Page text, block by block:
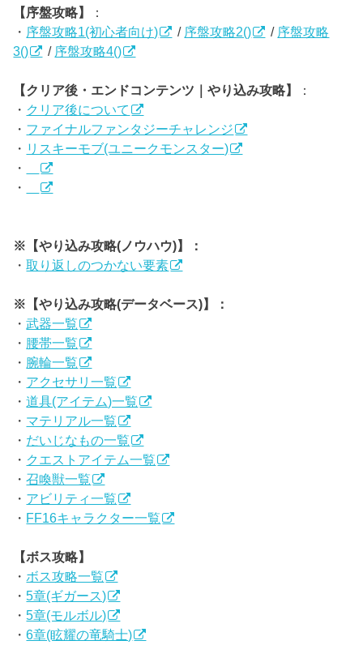
【序盤攻略】
：
・ 序盤攻略1(初心者向け) / 序盤攻略2() / 序盤攻略
3()
/ 序盤攻略4()
【クリア後・エンドコンテンツ｜やり込み攻略】
：
・ クリア後について
・ ファイナルファンタジーチャレンジ
・ リスキーモブ(ユニークモンスター)
・
・
※【やり込み攻略(ノウハウ)】：
・取り返しのつかない要素
※【やり込み攻略(データベース)】：
・武器一覧
・ 腰帯一覧
・ 腕輪一覧
・ アクセサリ一覧
・道具(アイテム)一覧
・ マテリアル一覧
・ だいじなもの一覧
・ クエストアイテム一覧
・召喚獣一覧
・ アビリティ一覧
・ FF16キャラクター一覧
【ボス攻略】
・ ボス攻略一覧
・5章(ギガース)
・5章(モルボル)
・6章(眩耀の竜騎士)